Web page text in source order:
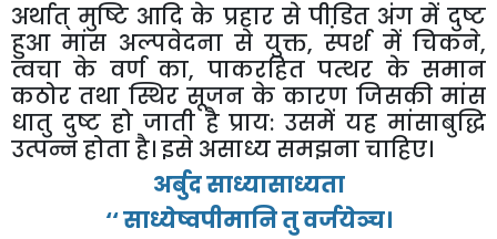
अर्थात् मुष्टि आदि के प्रहार से पीडि़त अंग में दुष्ट
हुआ मांस अल्पवेदना से युक्त,स्पर्श में चिकने,
त्वचा के वर्ण का, पाकरहित पत्थर के समान
कठोर तथा स्थिर सूजन के कारण जिसकी मांस
धातु दुष्ट हो जाती है प्राय:उसमें यह मांसाबुद्धि
उत्पन्नहोताहै। इसे असाध्यसमझनाचाहिए।
अर्बुदसाध्यासाध्यता
‘‘साध्येष्वपीमानितुवर्जयेञ्च।